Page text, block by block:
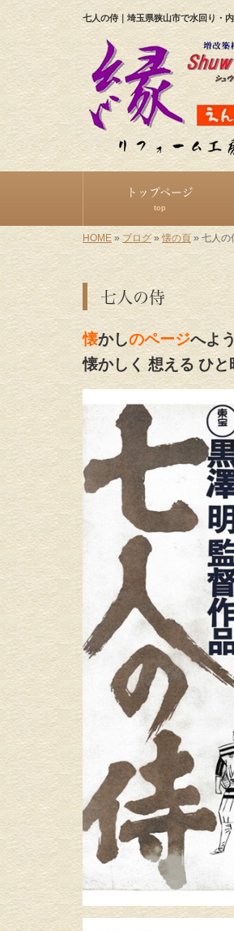
七人の侍｜埼玉県狭山市で水回り・
トップページ
top
HOME» ブログ »懐の頁 » 七人の
七人の侍
懐かしのページへよ
懐かしく 想える ひと